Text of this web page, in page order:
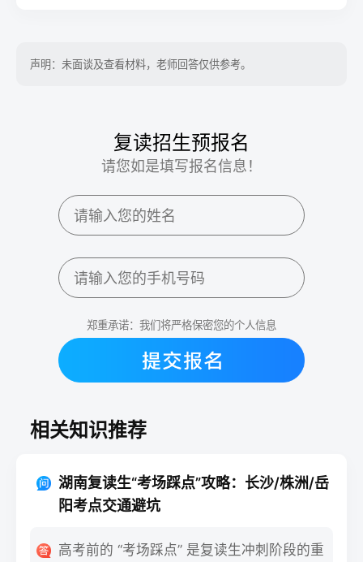
声明：未面谈及查看材料，老师回答仅供参考。
复读招生预报名
请您如是填写报名信息！
郑重承诺：我们将严格保密您的个人信息
相关知识推荐
湖南复读生“考场踩点”攻略：长沙/株洲/岳
阳考点交通避坑
高考前的 “考场踩点” 是复读生冲刺阶段的重